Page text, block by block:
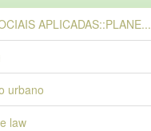
APLICADAS::PLANE...
urbano
law